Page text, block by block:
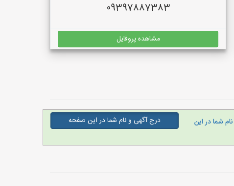
09397887383
مشاهده پروفایل
شما در این
درج آگهی و نام شما در این صفحه